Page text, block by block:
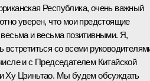
Республика, очень важный
уверен, что мои предстоящие
и весьма позитивными. Я,
встретиться со всеми
и с Председателем Китайской
Ху Цзиньтао. Мы будем обсуждать